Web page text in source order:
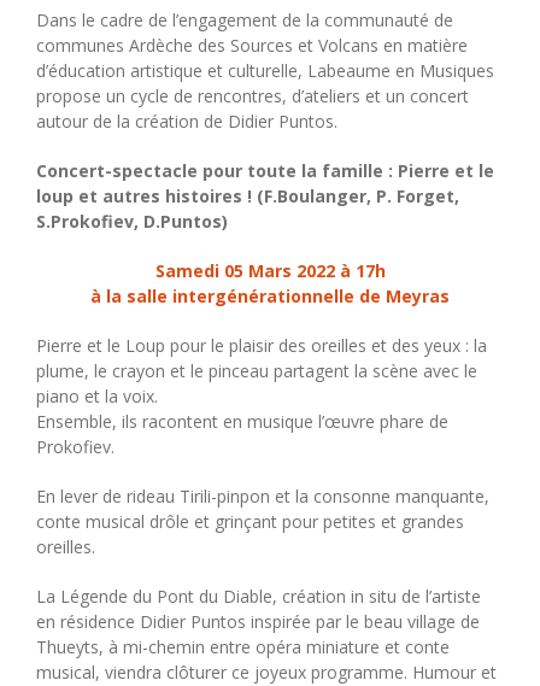
Dans le cadre de l’engagement de la communauté de
communes Ardèche des Sources et Volcans en matière
d’éducation artistique et culturelle, Labeaume en Musiques
propose un cycle de rencontres, d’ateliers et un concert
autour de la création de Didier Puntos.
Concert-spectacle pour toute la famille : Pierre et le
loup et autres histoires ! (F.Boulanger, P. Forget,
S.Prokofiev, D.Puntos)
Samedi 05 Mars 2022 à 17h
à la salle intergénérationnelle de Meyras
Pierre et le Loup pour le plaisir des oreilles et des yeux : la
plume, le crayon et le pinceau partagent la scène avec le
piano et la voix.
Ensemble, ils racontent en musique l’œuvre phare de
Prokofiev.
En lever de rideau Tirili-pinpon et la consonne manquante,
conte musical drôle et grinçant pour petites et grandes
oreilles.
La Légende du Pont du Diable, création in situ de l’artiste
en résidence Didier Puntos inspirée par le beau village de
Thueyts, à mi-chemin entre opéra miniature et conte
musical, viendra clôturer ce joyeux programme. Humour et